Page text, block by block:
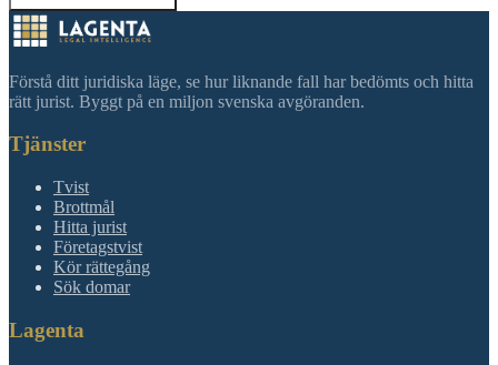
Förstå ditt juridiska läge, se hur liknande fall har bedömts och hitta
rätt jurist. Byggt på en miljon svenska avgöranden.
Tjänster
Tvist
Brottmål
Hitta jurist
Företagstvist
Kör rättegång
Sök domar
Lagenta